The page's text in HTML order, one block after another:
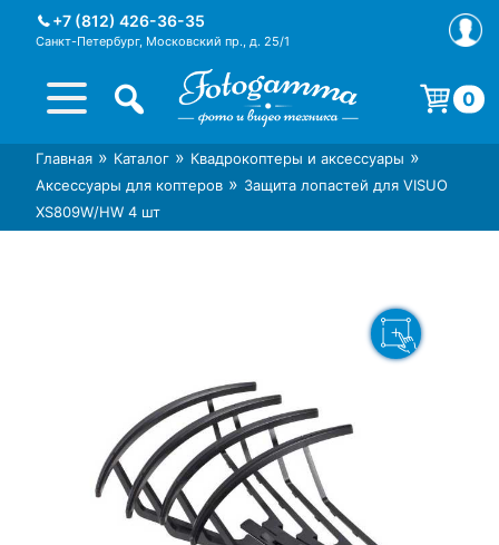
+7 (812) 426-36-35
Санкт-Петербург, Московский пр., д. 25/1
Интернет-магазин фототехники
Foto-Gamma в СПб
Магазин фотоаксессуаров foto-
gamma.ru
0
Корзина пуста.
Главная » Каталог » Квадрокоптеры и аксессуары »
Аксессуары для коптеров » Защита лопастей для VISUO
XS809W/HW 4 шт